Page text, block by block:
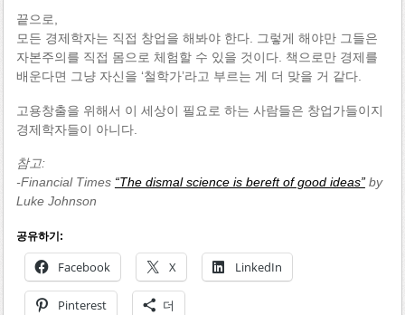
끝으로,
모든 경제학자는 직접 창업을 해봐야 한다. 그렇게 해야만 그들은
자본주의를 직접 몸으로 체험할 수 있을 것이다. 책으로만 경제를
배운다면 그냥 자신을 ‘철학가’라고 부르는 게 더 맞을 거 같다.
고용창출을 위해서 이 세상이 필요로 하는 사람들은 창업가들이지
경제학자들이 아니다.
참고:
-Financial Times “The dismal science is bereft of good ideas”by
Luke Johnson
공유하기:
Facebook X LinkedIn
Pinterest 더